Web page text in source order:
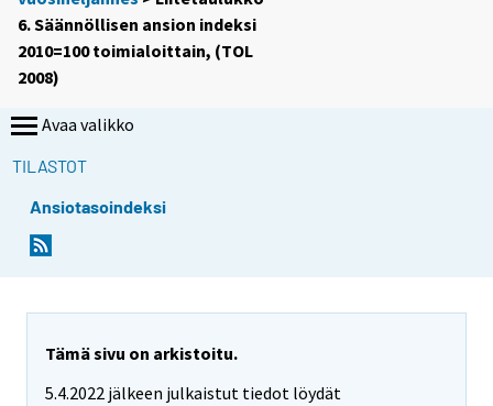
6. Säännöllisen ansion indeksi
2010=100 toimialoittain, (TOL
2008)
Avaa valikko
TILASTOT
Ansiotasoindeksi
Tämä sivu on arkistoitu.
5.4.2022 jälkeen julkaistut tiedot löydät